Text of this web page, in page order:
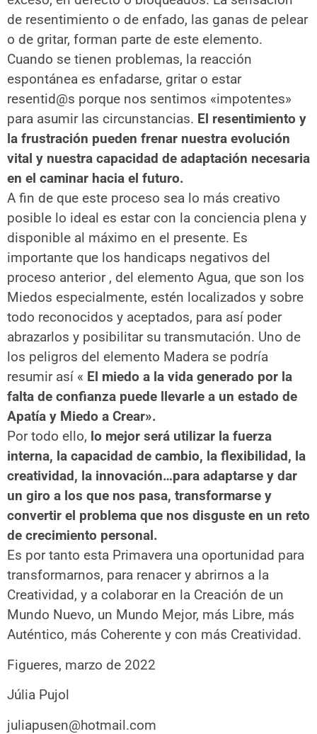
de resentimiento o de enfado, las ganas de pelear
o de gritar, forman parte de este elemento.
Cuando se tienen problemas, la reacción
espontánea es enfadarse, gritar o estar
resentid@s porque nos sentimos «impotentes»
para asumir las circunstancias. El resentimiento y
la frustración pueden frenar nuestra evolución
vital y nuestra capacidad de adaptación necesaria
en el caminar hacia el futuro.
A fin de que este proceso sea lo más creativo
posible lo ideal es estar con la conciencia plena y
disponible al máximo en el presente. Es
importante que los handicaps negativos del
proceso anterior , del elemento Agua, que son los
Miedos especialmente, estén localizados y sobre
todo reconocidos y aceptados, para así poder
abrazarlos y posibilitar su transmutación. Uno de
los peligros del elemento Madera se podría
resumir así « El miedo a la vida generado por la
falta de confianza puede llevarle a un estado de
Apatía y Miedo a Crear».
Por todo ello, lo mejor será utilizar la fuerza
interna, la capacidad de cambio, la flexibilidad, la
creatividad, la innovación…para adaptarse y dar
un giro a los que nos pasa, transformarse y
convertir el problema que nos disguste en un reto
de crecimiento personal.
Es por tanto esta Primavera una oportunidad para
transformarnos, para renacer y abrirnos a la
Creatividad, y a colaborar en la Creación de un
Mundo Nuevo, un Mundo Mejor, más Libre, más
Auténtico, más Coherente y con más Creatividad.
Figueres, marzo de 2022
Júlia Pujol
juliapusen@hotmail.com